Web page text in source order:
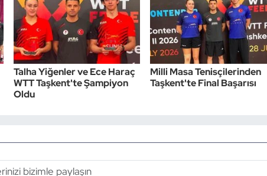
Talha Yiğenler ve Ece Haraç
WTT Taşkent'te Şampiyon
Oldu
Milli Masa Tenisçilerinden
Taşkent'te Final Başarısı